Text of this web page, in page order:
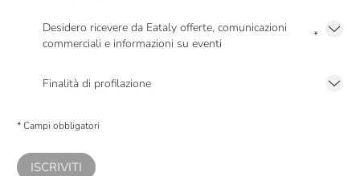
Desidero ricevere da Eataly offerte, comunicazioni
commerciali e informazioni su eventi
*
Finalità di profilazione
comunicazioni commerciali personalizzate, in caso di consenso prestato ai
* Campi obbligatori
ISCRIVITI